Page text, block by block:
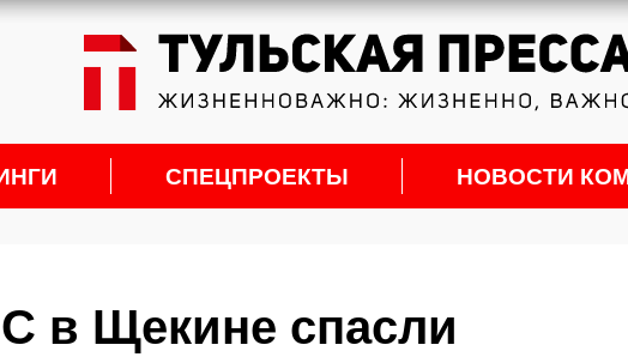
СПЕЦПРОЕКТЫ НОВОСТИ
в Щекине спасли